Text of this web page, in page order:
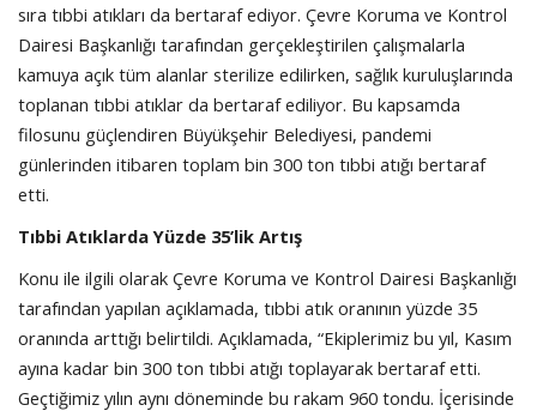
sıra tıbbi atıkları da bertaraf ediyor. Çevre Koruma ve Kontrol
Dairesi Başkanlığı tarafından gerçekleştirilen çalışmalarla
kamuya açık tüm alanlar sterilize edilirken, sağlık kuruluşlarında
toplanan tıbbi atıklar da bertaraf ediliyor. Bu kapsamda
filosunu güçlendiren Büyükşehir Belediyesi, pandemi
günlerinden itibaren toplam bin 300 ton tıbbi atığı bertaraf
etti.
Tıbbi Atıklarda Yüzde 35’lik Artış
Konu ile ilgili olarak Çevre Koruma ve Kontrol Dairesi Başkanlığı
tarafından yapılan açıklamada, tıbbi atık oranının yüzde 35
oranında arttığı belirtildi. Açıklamada, “Ekiplerimiz bu yıl, Kasım
ayına kadar bin 300 ton tıbbi atığı toplayarak bertaraf etti.
Geçtiğimiz yılın aynı döneminde bu rakam 960 tondu. İçerisinde